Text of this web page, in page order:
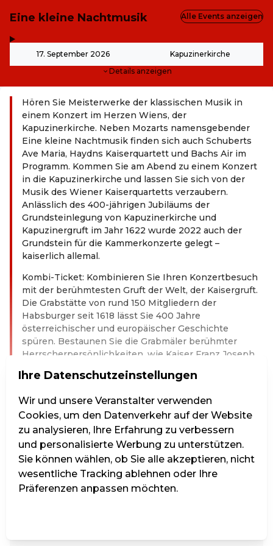
Eine kleine Nachtmusik
17. September 2026 Kapuzinerkirche
Details anzeigen
Alle Events anzeigen
Hören Sie Meisterwerke der klassischen Musik in
einem Konzert im Herzen Wiens, der
Kapuzinerkirche. Neben Mozarts namensgebender
Eine kleine Nachtmusik finden sich auch Schuberts
Ave Maria, Haydns Kaiserquartett und Bachs Air im
Programm. Kommen Sie am Abend zu einem Konzert
in die Kapuzinerkirche und lassen Sie sich von der
Musik des Wiener Kaiserquartetts verzaubern.
Anlässlich des 400-jährigen Jubiläums der
Grundsteinlegung von Kapuzinerkirche und
Kapuzinergruft im Jahr 1622 wurde 2022 auch der
Grundstein für die Kammerkonzerte gelegt –
kaiserlich allemal.
Kombi-Ticket: Kombinieren Sie Ihren Konzertbesuch
mit der berühmtesten Gruft der Welt, der Kaisergruft.
Die Grabstätte von rund 150 Mitgliedern der
Habsburger seit 1618 lässt Sie 400 Jahre
österreichischer und europäischer Geschichte
spüren. Bestaunen Sie die Grabmäler berühmter
Herrscherpersönlichkeiten, wie Kaiser Franz Joseph
den beeindruckenden Doppelsarg von Kaiserin Maria
sodass es sich wunderbar mit dem Konzert
kombinieren lässt.
Interpreten: Wiener Kaiserquartett
Weiterlesen
Kat. 1 - Vollpreis
Ihre Datenschutzeinstellungen
Wir und unsere Veranstalter verwenden
Cookies, um den Datenverkehr auf der Website
zu analysieren, Ihre Erfahrung zu verbessern
und personalisierte Werbung zu unterstützen.
Sie können wählen, ob Sie alle akzeptieren, nicht
wesentliche Tracking ablehnen oder Ihre
Präferenzen anpassen möchten.